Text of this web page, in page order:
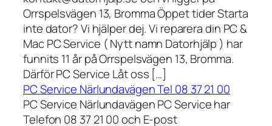
Orrspelsvägen 13, Bromma Öppet tider Starta
inte dator? Vi hjälper dej. Vi reparera din PC &
Mac PC Service ( Nytt namn Datorhjälp ) har
funnits 11 år på Orrspelsvägen 13, Bromma.
Därför PC Service Låt oss […]
PC Service Närlundavägen Tel 08 37 21 00
PC Service Närlundavägen PC Service har
Telefon 08 37 21 00 och E-post